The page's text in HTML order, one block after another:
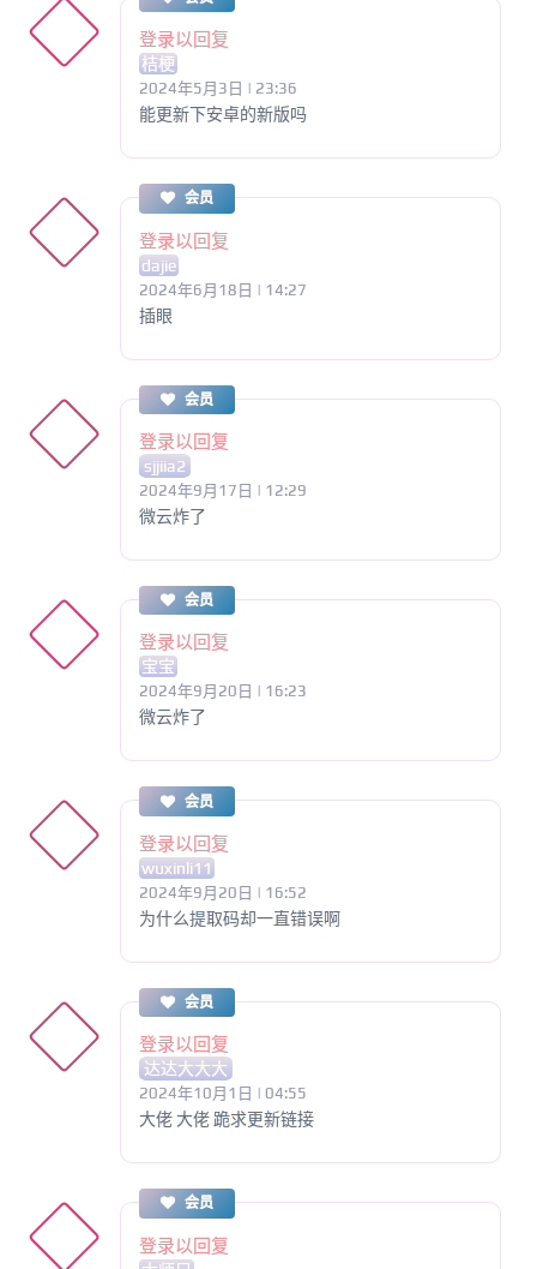
登录以回复
桔梗
2024年5月3日 | 23:36
能更新下安卓的新版吗
会员
登录以回复
dajie
2024年6月18日 | 14:27
插眼
会员
登录以回复
sjjiia2
2024年9月17日 | 12:29
微云炸了
会员
登录以回复
宝宝
2024年9月20日 | 16:23
微云炸了
会员
登录以回复
wuxinli11
2024年9月20日 | 16:52
为什么提取码却一直错误啊
会员
登录以回复
达达大大大
2024年10月1日 | 04:55
大佬 大佬 跪求更新链接
会员
登录以回复